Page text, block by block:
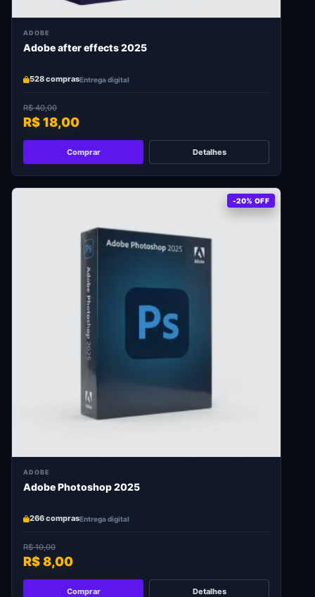
ADOBE
Adobe after effects 2025
528 comprasEntrega digital
R$ 40,00
R$ 18,00
Comprar Detalhes
-20% OFF
ADOBE
Adobe Photoshop 2025
266 comprasEntrega digital
R$ 10,00
R$ 8,00
Comprar Detalhes